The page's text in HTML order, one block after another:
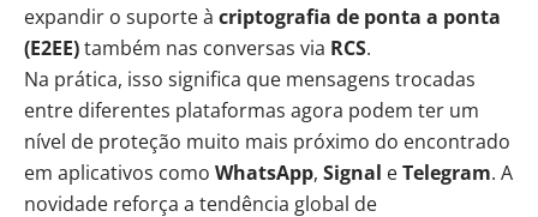
expandir o suporte à criptografia de ponta a ponta
(E2EE)também nas conversas via RCS.
Na prática, isso significa que mensagens trocadas
entre diferentes plataformas agora podem ter um
nível de proteção muito mais próximo do encontrado
em aplicativos como WhatsApp, Signal eTelegram. A
novidade reforça a tendência global de